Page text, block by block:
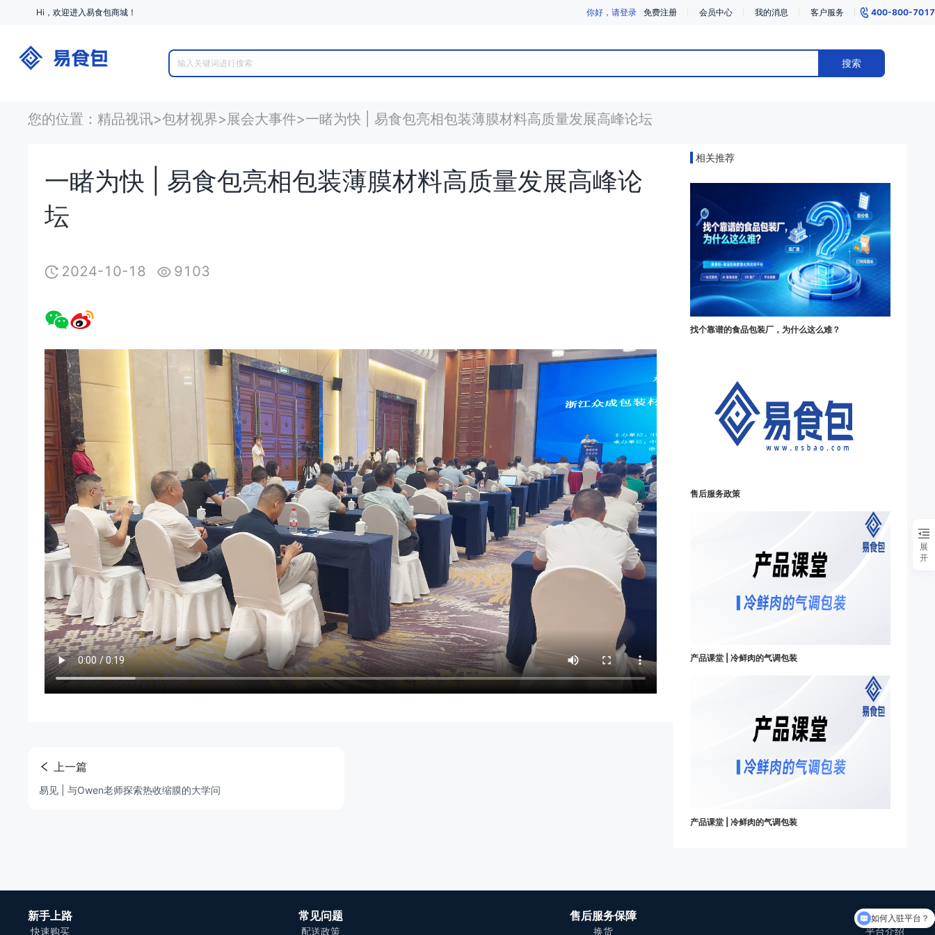
Hi，欢迎进入易食包商城！ 你好，请登录 免费注册 会员中心 我的消息 客户服务 400-800-7017
搜索
您的位置 ： 精品视讯>包材视界>展会大事件>一睹为快 | 易食包亮相包装薄膜材料高质量发展高峰论坛
一睹为快 | 易食包亮相包装薄膜材料高质量发展高峰论
坛
2024-10-18 9103
上一篇
易见 | 与Owen老师探索热收缩膜的大学问
相关推荐
找个靠谱的食品包装厂，为什么这么难？
售后服务政策
产品课堂 | 冷鲜肉的气调包装
产品课堂 | 冷鲜肉的气调包装
新手上路
快速购买
常见问题
配送政策
售后服务保障
换货
关于我们
平台介绍
展
开
可以介绍下你们的产品么